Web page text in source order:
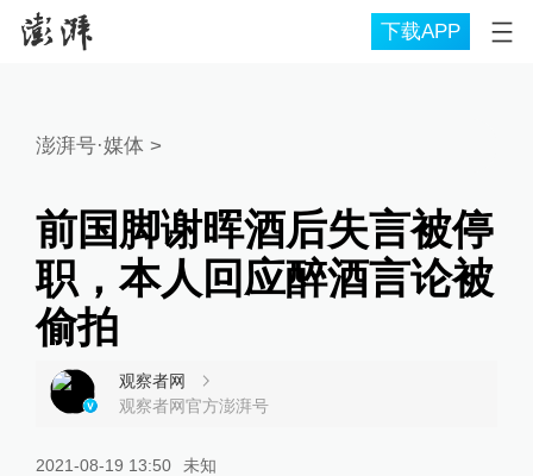
下载APP
澎湃号·媒体 >
前国脚谢晖酒后失言被停
职，本人回应醉酒言论被
偷拍
观察者网
观察者网官方澎湃号
2021-08-19 13:50 未知